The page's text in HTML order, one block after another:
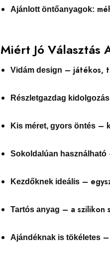
Ajánlott öntőanyagok:
Miért Jó Választás
Vidám design – játékos,
Részletgazdag kidolgozás
Kis méret, gyors öntés –
Sokoldalúan használható
Kezdőknek ideális –
Tartós anyag – a szilikon
Ajándéknak is tökéletes